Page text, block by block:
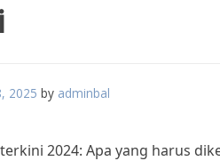
2025 by adminbal
2024: Apa yang harus